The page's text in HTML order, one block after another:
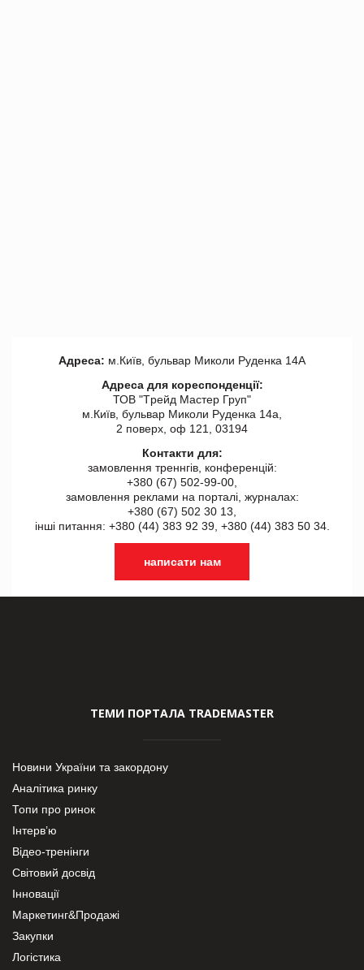
Адреса: м.Київ, бульвар Миколи Руденка 14А
Адреса для кореспонденції:
ТОВ "Tрейд Мастер Груп"
м.Київ, бульвар Миколи Руденка 14а,
2 поверх, оф 121, 03194
Контакти для:
замовлення треннгів, конференцій:
+380 (67) 502-99-00,
замовлення реклами на порталі, журналах:
+380 (67) 502 30 13,
інші питання: +380 (44) 383 92 39, +380 (44) 383 50 34.
написати нам
ТЕМИ ПОРТАЛА TRADEMASTER
Новини України та закордону
Аналітика ринку
Топи про ринок
Інтерв’ю
Відео-тренінги
Світовий досвід
Інновації
Маркетинг&Продажі
Закупки
Логістика